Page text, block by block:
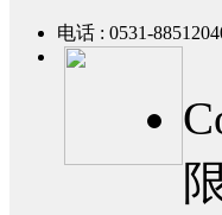
电话 : 0531-